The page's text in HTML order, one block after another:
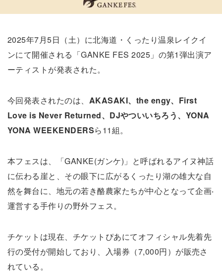
2025年7月5日（土）に北海道・くったり温泉レイクイ
ンにて開催される「GANKE FES 2025」の第1弾出演ア
ーティストが発表された。
今回発表されたのは、 AKASAKI、the engy、First
Love is Never Returned、DJやついいちろう、YONA
YONA WEEKENDERSら11組。
本フェスは、「GANKE(ガンケ)」と呼ばれるアイヌ神話
に伝わる崖と、その眼下に広がるくったり湖の雄大な自
然を舞台に、地元の若き酪農家たちが中心となって企画‧
運営する手作りの野外フェス。
チケットは現在、チケットぴあにてオフィシャル先着先
行の受付が開始しており、入場券（7,000円）が販売さ
れている。